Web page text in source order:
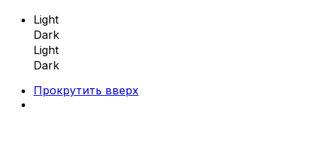
Light
Dark
Light
Dark
Прокрутить вверх